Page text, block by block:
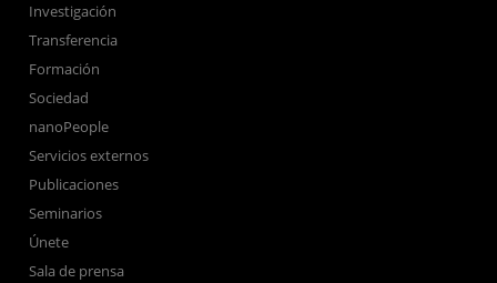
Investigación
Transferencia
Formación
Sociedad
nanoPeople
Servicios externos
Publicaciones
Seminarios
Únete
Sala de prensa